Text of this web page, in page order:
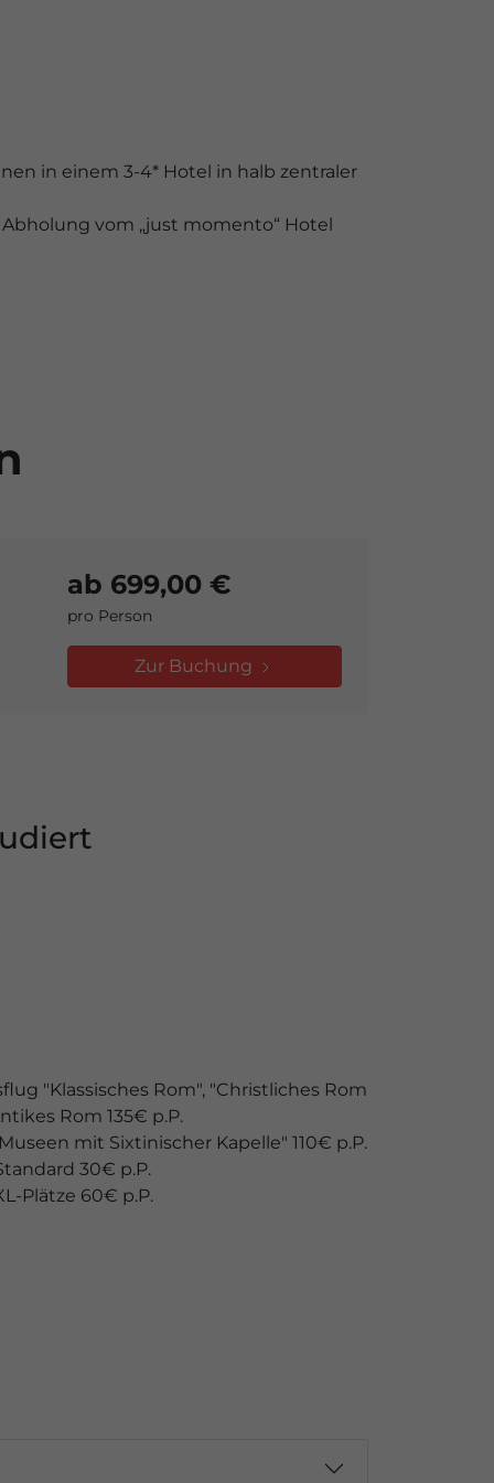
in einem 3-4* Hotel in halb zentraler
vom „just momento“ Hotel
ab 699,00 €
pro Person
Zur Buchung
"Klassisches Rom", "Christliches Rom
Rom 135€ p.P.
mit Sixtinischer Kapelle" 110€ p.P.
30€ p.P.
Plätze 60€ p.P.